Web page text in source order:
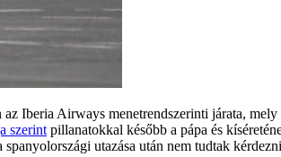
Iberia Airways menetrendszerinti járata, mely
szerint pillanatokkal később a pápa és
utazása után nem tudtak